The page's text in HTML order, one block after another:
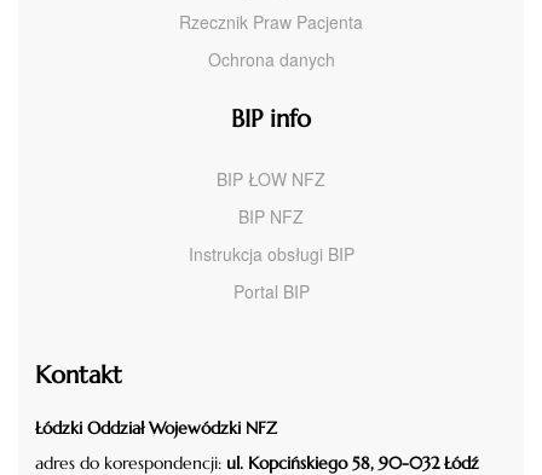
Rzecznik Praw Pacjenta
Ochrona danych
BIP info
BIP ŁOW NFZ
BIP NFZ
Instrukcja obsługi BIP
Portal BIP
Kontakt
Łódzki Oddział Wojewódzki NFZ
adres do korespondencji: ul. Kopcińskiego 58, 90-032 Łódź